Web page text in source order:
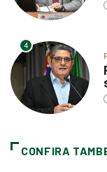
4
CONFIRA